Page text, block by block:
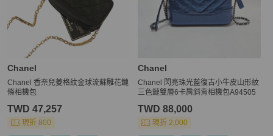
Chanel
Chanel 香奈兒菱格紋金球流蘇雕花鏈
條相機包
TWD 47,257
現折 800
Chanel
Chanel 閃亮珠光藍復古小牛皮山形紋
三色鏈雙層6卡肩斜背相機包A94505
TWD 88,000
現折 2,000